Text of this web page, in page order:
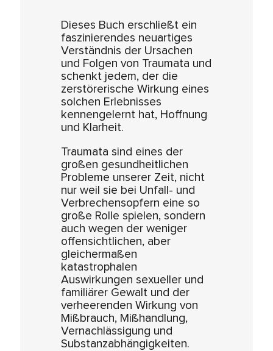
Dieses Buch erschließt ein
faszinierendes neuartiges
Verständnis der Ursachen
und Folgen von Traumata und
schenkt jedem, der die
zerstörerische Wirkung eines
solchen Erlebnisses
kennengelernt hat, Hoffnung
und Klarheit.
Traumata sind eines der
großen gesundheitlichen
Probleme unserer Zeit, nicht
nur weil sie bei Unfall- und
Verbrechensopfern eine so
große Rolle spielen, sondern
auch wegen der weniger
offensichtlichen, aber
gleichermaßen
katastrophalen
Auswirkungen sexueller und
familiärer Gewalt und der
verheerenden Wirkung von
Mißbrauch, Mißhandlung,
Vernachlässigung und
Substanzabhängigkeiten.